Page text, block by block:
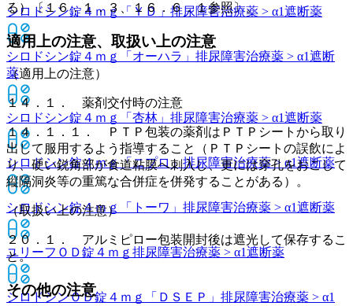
シロドシン錠４ｍｇ「ＹＤ」 排尿障害治療薬 > α1遮断薬
シロドシン錠４ｍｇ「オーハラ」 排尿障害治療薬 > α1遮断
薬
シロドシン錠４ｍｇ「杏林」 排尿障害治療薬 > α1遮断薬
シロドシン錠４ｍｇ「ニプロ」排尿障害治療薬 > α1遮断薬
シロドシン錠４ｍｇ「トーワ」 排尿障害治療薬 > α1遮断薬
ユリーフＯＤ錠４ｍｇ 排尿障害治療薬 > α1遮断薬
シロドシンＯＤ錠４ｍｇ「ＤＳＥＰ」 排尿障害治療薬 > α1
る）〔１６．１．３、１６．６．１参照〕。
適用上の注意、取扱い上の注意
（適用上の注意）
１４．１． 薬剤交付時の注意
１４．１．１． ＰＴＰ包装の薬剤はＰＴＰシートから取り
出して服用するよう指導すること（ＰＴＰシートの誤飲によ
り、硬い鋭角部が食道粘膜へ刺入し、更には穿孔をおこして
縦隔洞炎等の重篤な合併症を併発することがある）。
（取扱い上の注意）
２０．１． アルミピロー包装開封後は遮光して保存するこ
と。
その他の注意